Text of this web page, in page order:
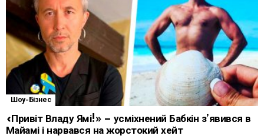
Шоу-Бізнес
«Привіт Владу Ямі!» – усміхнений Бабкін з’явився в
Майамі і нарвався на жорстокий хейт